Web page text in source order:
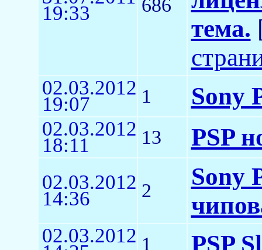
19:33 686
тема.
02.03.2012
19:07 1 Sony
02.03.2012
18:11 13 PSP
02.03.2012
14:36 2
Sony
02.03.2012 1 PSP